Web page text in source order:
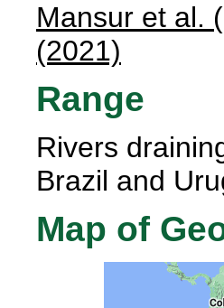
Mansur et al.
(2021)
Range
Rivers
Brazil and
Map of